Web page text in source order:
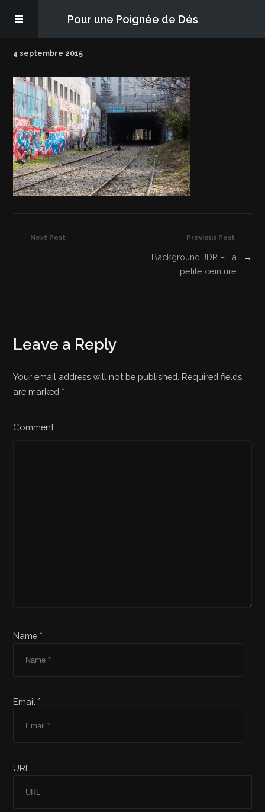
Pour une Poignée de Dés
Les épisodes
PQD2P
S’abonner
Blog
4 septembre 2015
Previous Post
Background JDR – La
petite ceinture
→
Next Post
Leave a Reply
Your email address will not be published. Required fields
are marked *
Comment
Name *
Email *
URL